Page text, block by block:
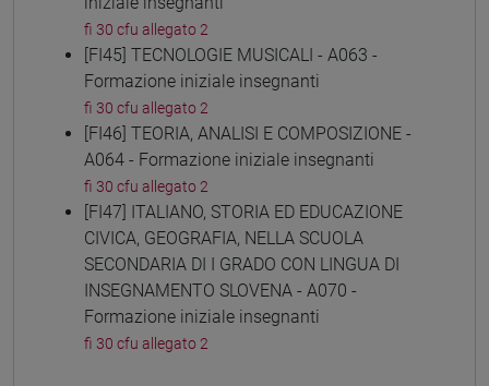
fi 30 cfu allegato 2
[FI45] TECNOLOGIE MUSICALI - A063 -
Formazione iniziale insegnanti
fi 30 cfu allegato 2
[FI46] TEORIA, ANALISI E COMPOSIZIONE -
A064 - Formazione iniziale insegnanti
fi 30 cfu allegato 2
[FI47] ITALIANO, STORIA ED EDUCAZIONE
CIVICA, GEOGRAFIA, NELLA SCUOLA
SECONDARIA DI I GRADO CON LINGUA DI
INSEGNAMENTO SLOVENA - A070 -
Formazione iniziale insegnanti
fi 30 cfu allegato 2